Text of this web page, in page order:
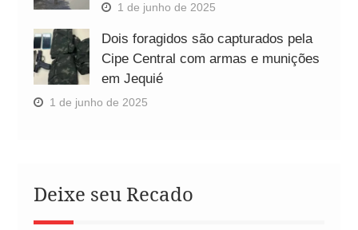
1 de junho de 2025
Dois foragidos são capturados pela
Cipe Central com armas e munições
em Jequié
1 de junho de 2025
Deixe seu Recado